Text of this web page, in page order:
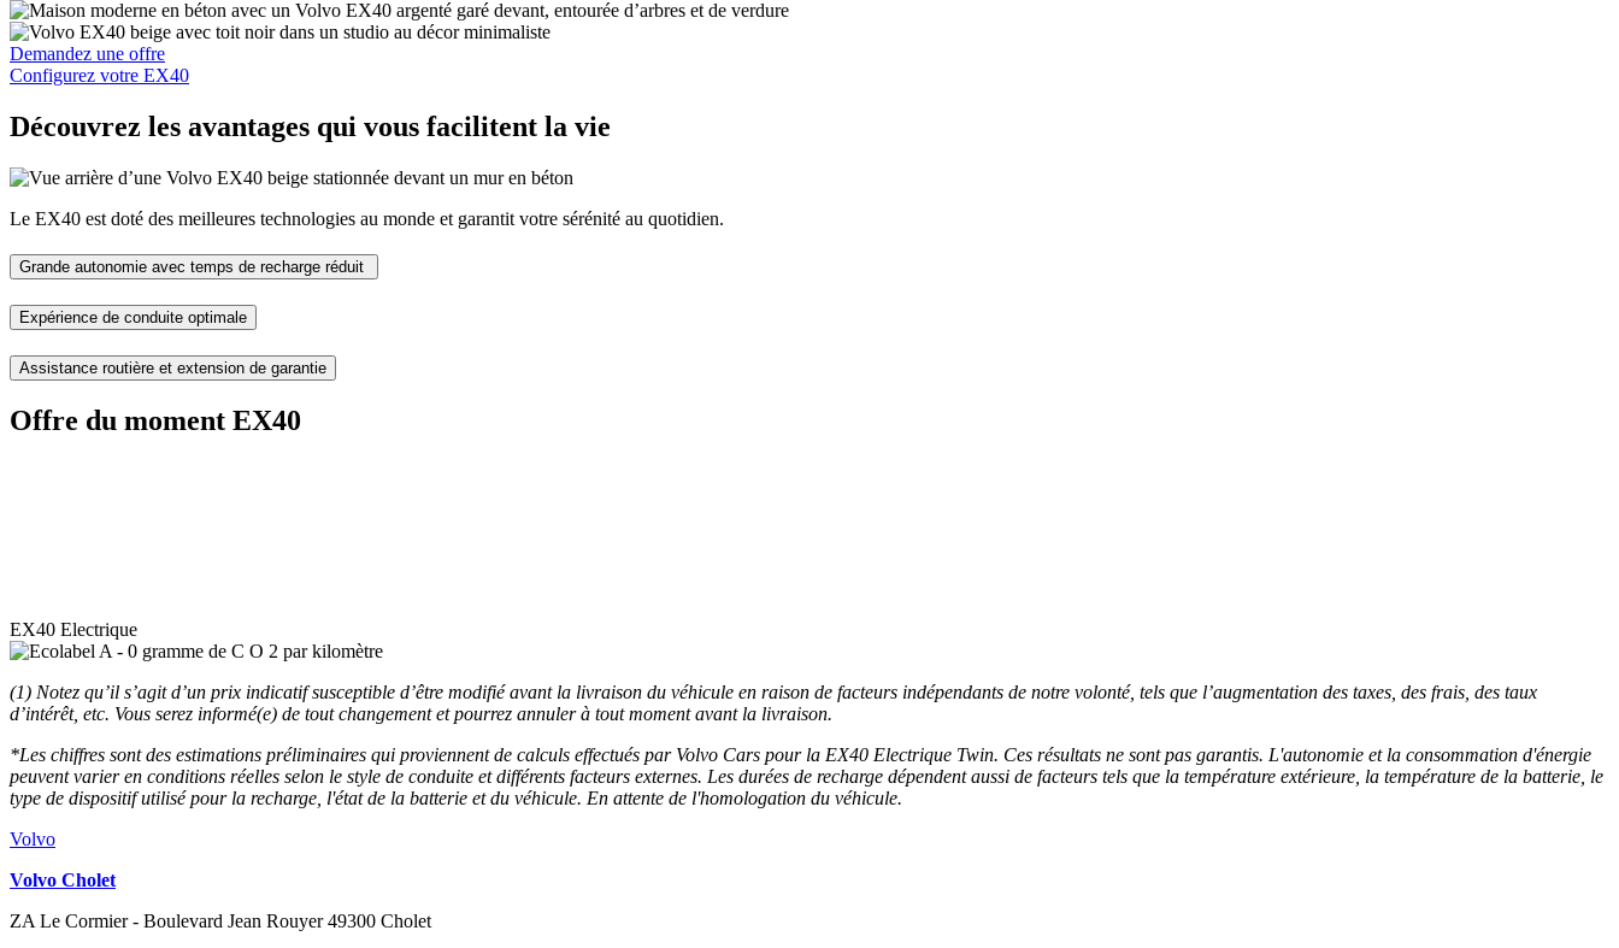
Demandez une offre
Configurez votre EX40
Découvrez les avantages qui vous facilitent la vie
Le EX40 est doté des meilleures technologies au monde et garantit votre sérénité au quotidien.
Grande autonomie avec temps de recharge réduit
Expérience de conduite optimale
Assistance routière et extension de garantie
Offre du moment EX40
EX40 Electrique
(1) Notez qu’il s’agit d’un prix indicatif susceptible d’être modifié avant la livraison du véhicule en raison de facteurs indépendants de notre volonté, tels que l’augmentation des taxes, des frais, des taux
d’intérêt, etc. Vous serez informé(e) de tout changement et pourrez annuler à tout moment avant la livraison.
*Les chiffres sont des estimations préliminaires qui proviennent de calculs effectués par Volvo Cars pour la EX40 Electrique Twin. Ces résultats ne sont pas garantis. L'autonomie et la consommation d'énergie
peuvent varier en conditions réelles selon le style de conduite et différents facteurs externes. Les durées de recharge dépendent aussi de facteurs tels que la température extérieure, la température de la batterie, le
type de dispositif utilisé pour la recharge, l'état de la batterie et du véhicule. En attente de l'homologation du véhicule.
Volvo
Volvo Cholet
ZA Le Cormier - Boulevard Jean Rouyer 49300 Cholet